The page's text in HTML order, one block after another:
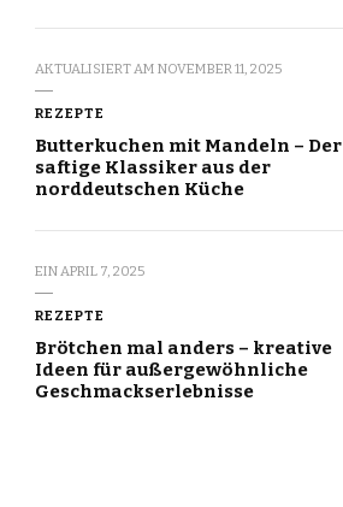
AKTUALISIERT AM NOVEMBER 11, 2025
REZEPTE
Butterkuchen mit Mandeln – Der
saftige Klassiker aus der
norddeutschen Küche
EINAPRIL 7, 2025
REZEPTE
Brötchen mal anders – kreative
Ideen für außergewöhnliche
Geschmackserlebnisse